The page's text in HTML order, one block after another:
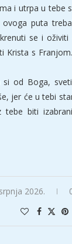
i utrpa u tebe
puta
se i
Krista s
si od Boga,
jer će u tebi
biti
2026.